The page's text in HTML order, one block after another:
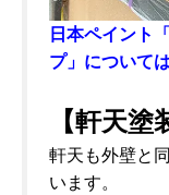
日本ペイント
プ」について
【軒天塗
軒天も外壁と
います。